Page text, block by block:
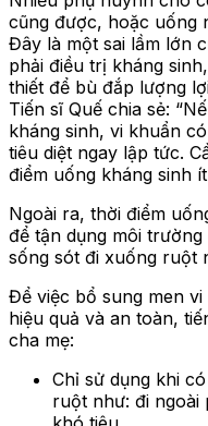
cũng được, hoặc uống
Đây là một sai lầm lớn
phải điều trị kháng
thiết để bù đắp lượng
Tiến sĩ Quế chia sẻ:
kháng sinh, vi khuẩn
tiêu diệt ngay lập tức.
điểm uống kháng sinh
Ngoài ra, thời điểm
để tận dụng môi
sống sót đi xuống ruột
Để việc bổ sung men
hiệu quả và an toàn,
cha mẹ:
Chỉ sử dụng khi
ruột như: đi ngoài